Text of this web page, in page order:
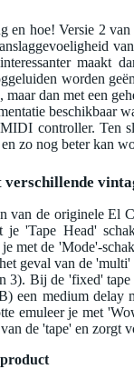
en hoe! Versie 2
maakt
worden
dan met een
beschikbaar
controller. Ten
zo nog beter kan
van de originele El
'Tape Head'
met de 'Mode'-
geval van de
3). Bij de 'fixed'
een medium delay
emuleer je met
de 'tape' en zorgt